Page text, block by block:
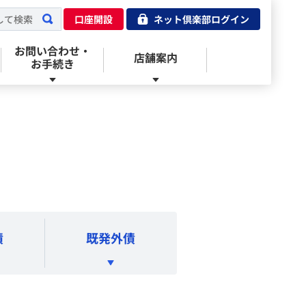
口座開設 ネット倶楽部ログイン
お問い合わせ・
お手続き 店舗案内
３サポートコース
新規公開株式（IPO）
商品ラインアップ・取扱窓口
外国為替
よくあるご質問（FAQ）
既発外債